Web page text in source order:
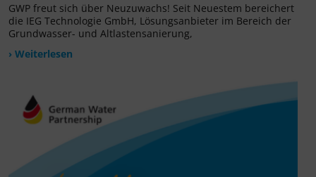
GWP freut sich über Neuzuwachs! Seit Neuestem bereichert
die IEG Technologie GmbH, Lösungsanbieter im Bereich der
Grundwasser- und Altlastensanierung,
› Weiterlesen